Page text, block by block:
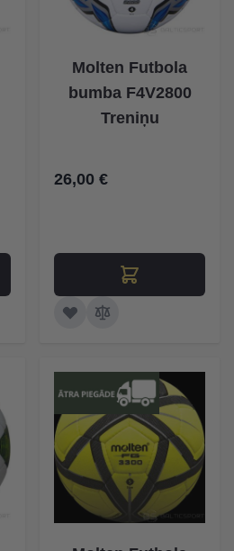
Molten Futbola
bumba F4V2800
Treniņu
26,00 €